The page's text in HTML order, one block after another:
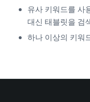
유사 키워드를 사
대신 태블릿을 검
하나 이상의 키워